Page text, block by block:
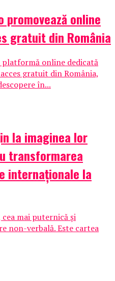
promovează online
gratuit din România
online dedicată
gratuit din România,
în...
la imaginea lor
transformarea
internaționale la
mai puternică și
non-verbală. Este cartea